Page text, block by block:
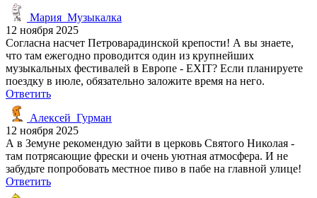
Мария_Музыкалка
12 ноября 2025
Согласна насчет Петроварадинской крепости! А вы знаете,
что там ежегодно проводится один из крупнейших
музыкальных фестивалей в Европе - EXIT? Если планируете
поездку в июле, обязательно заложите время на него.
Ответить
Алексей_Гурман
12 ноября 2025
А в Земуне рекомендую зайти в церковь Святого Николая -
там потрясающие фрески и очень уютная атмосфера. И не
забудьте попробовать местное пиво в пабе на главной улице!
Ответить